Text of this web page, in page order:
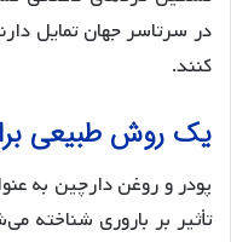
در سرتاسر جهان تمایل
کنند.
یک روش طبیعی
پودر و روغن دارچین به
تأثیر بر باروری شناخته